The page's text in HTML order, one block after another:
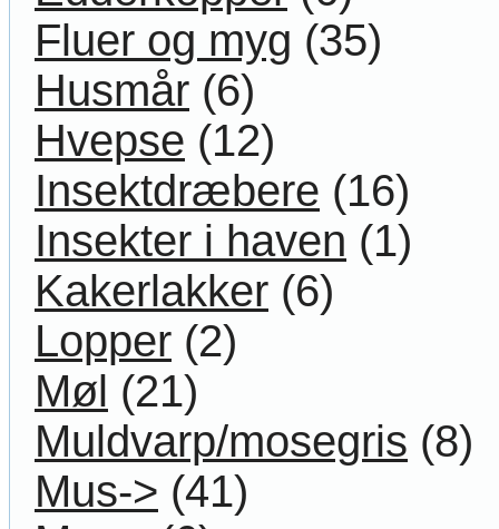
Fluer og myg (35)
Husmår (6)
Hvepse (12)
Insektdræbere (16)
Insekter i haven (1)
Kakerlakker (6)
Lopper (2)
Møl (21)
Muldvarp/mosegris (8)
Mus-> (41)